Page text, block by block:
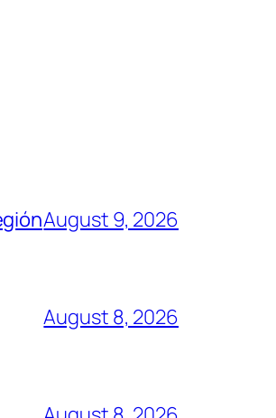
August 9, 2026
August 8, 2026